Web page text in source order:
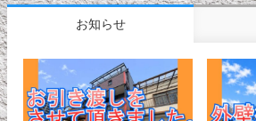
お知らせ